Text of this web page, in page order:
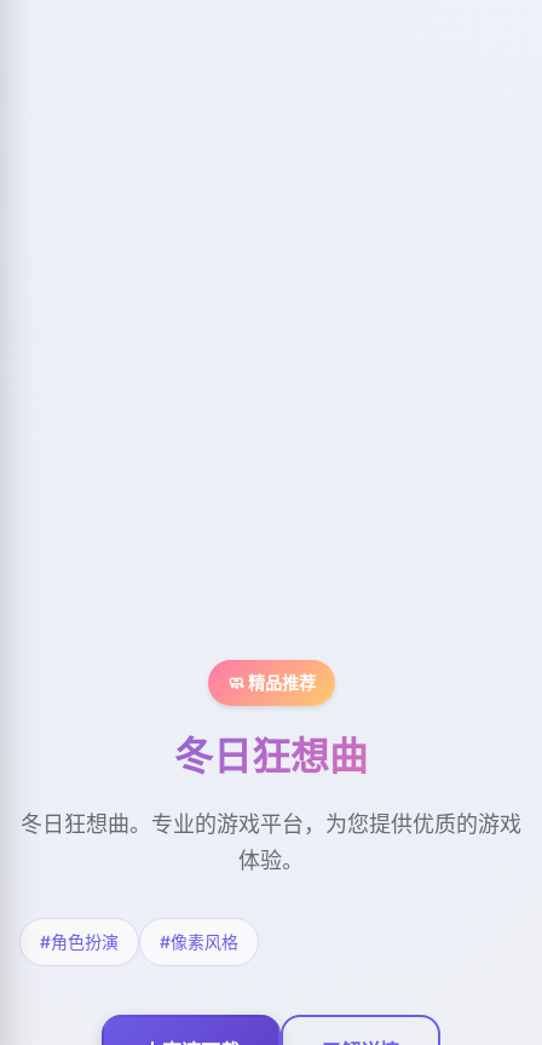
🧼 精品推荐
冬日狂想曲
冬日狂想曲。专业的游戏平台，为您提供优质的游戏
体验。
#角色扮演 #像素风格